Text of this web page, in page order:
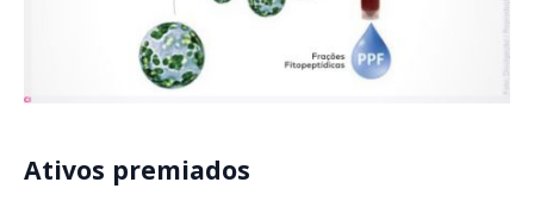
Ativos premiados